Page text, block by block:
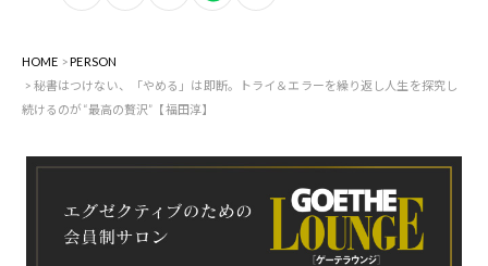
HOME
PERSON
秘書はつけない、「やめる」は即断。トライ＆エラーを繰り返し人生を探究し
続けるのが“最高の贅沢”【福田淳】